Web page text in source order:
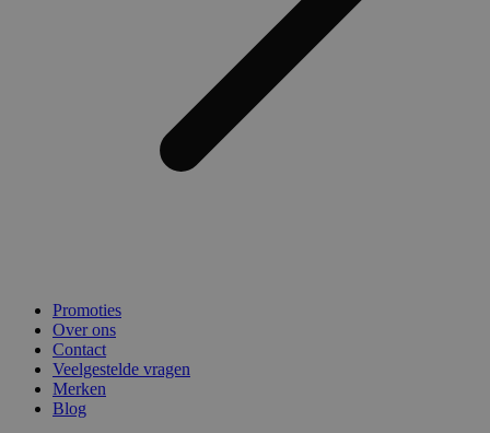
Promoties
Over ons
Contact
Veelgestelde vragen
Merken
Blog